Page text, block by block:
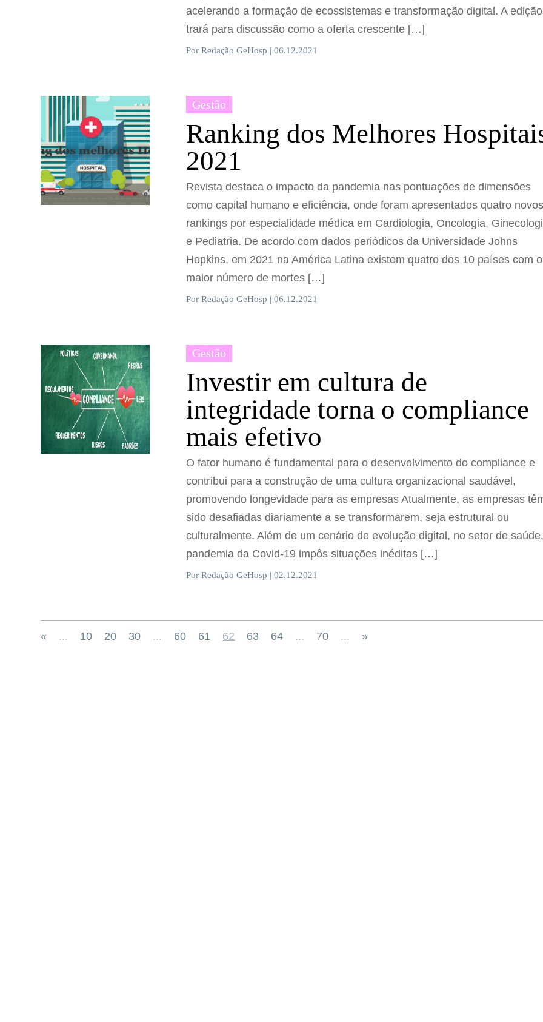
acelerando a formação de ecossistemas e transformação digital. A edição
trará para discussão como a oferta crescente […]
Por Redação GeHosp | 06.12.2021
Gestão
Ranking dos Melhores
2021
Revista destaca o impacto da pandemia nas pontuações de dimensões
como capital humano e eficiência, onde foram apresentados quatro
rankings por especialidade médica em Cardiologia, Oncologia,
e Pediatria. De acordo com dados periódicos da Universidade Johns
Hopkins, em 2021 na América Latina existem quatro dos 10 países com o
maior número de mortes […]
Por Redação GeHosp | 06.12.2021
Gestão
Investir em cultura de
integridade torna o compliance
mais efetivo
O fator humano é fundamental para o desenvolvimento do compliance e
contribui para a construção de uma cultura organizacional saudável,
promovendo longevidade para as empresas Atualmente, as empresas
sido desafiadas diariamente a se transformarem, seja estrutural ou
culturalmente. Além de um cenário de evolução digital, no setor de
pandemia da Covid-19 impôs situações inéditas […]
Por Redação GeHosp | 02.12.2021
« ... 10 20 30 ... 60 61 62 63 64 ... 70 ... »